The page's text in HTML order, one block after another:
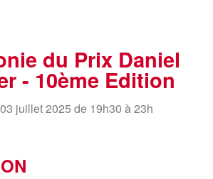
du Prix Daniel
- 10ème Edition
juillet 2025 de 19h30 à 23h